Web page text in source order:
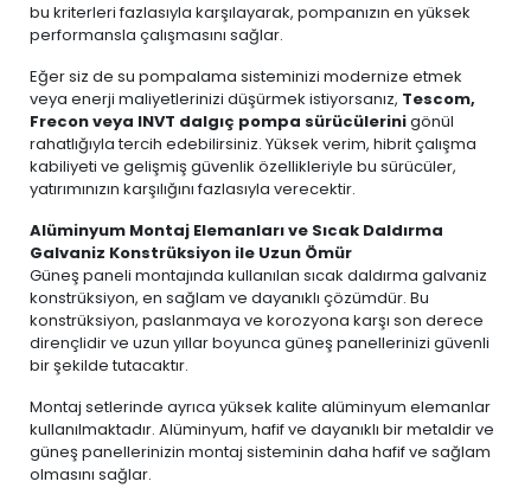
bu kriterleri fazlasıyla karşılayarak, pompanızın en yüksek
performansla çalışmasını sağlar.
Eğer siz de su pompalama sisteminizi modernize etmek
veya enerji maliyetlerinizi düşürmek istiyorsanız, Tescom,
Frecon veya INVT dalgıç pompa sürücülerinigönül
rahatlığıyla tercih edebilirsiniz. Yüksek verim, hibrit çalışma
kabiliyeti ve gelişmiş güvenlik özellikleriyle bu sürücüler,
yatırımınızın karşılığını fazlasıyla verecektir.
Alüminyum Montaj Elemanları ve Sıcak Daldırma
Galvaniz Konstrüksiyon ile Uzun Ömür
Güneş paneli montajında kullanılan sıcak daldırma galvaniz
konstrüksiyon, en sağlam ve dayanıklı çözümdür. Bu
konstrüksiyon, paslanmaya ve korozyona karşı son derece
dirençlidir ve uzun yıllar boyunca güneş panellerinizi güvenli
bir şekilde tutacaktır.
Montaj setlerinde ayrıca yüksek kalite alüminyum elemanlar
kullanılmaktadır. Alüminyum, hafif ve dayanıklı bir metaldir ve
güneş panellerinizin montaj sisteminin daha hafif ve sağlam
olmasını sağlar.